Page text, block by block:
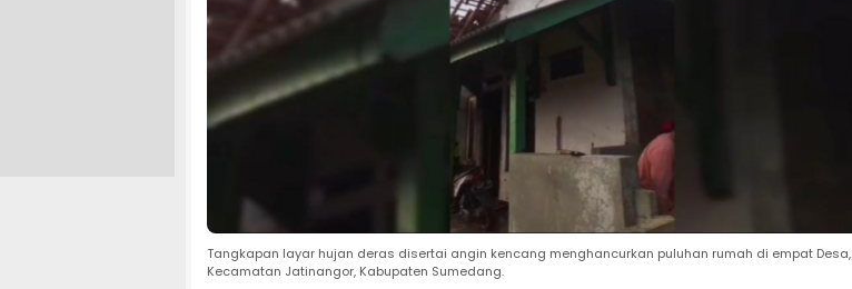
Tangkapan layar hujan deras disertai angin kencang menghancurkan puluhan rumah di empat Desa,
Kecamatan Jatinangor, Kabupaten Sumedang.